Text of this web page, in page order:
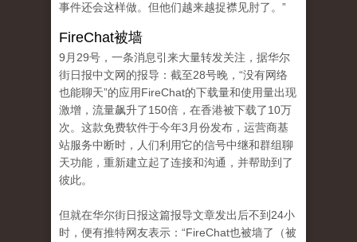
事件还会这样做。但他们越来越捉襟见肘了。”
FireChat被墙
9月29号，一条消息引来大量转发关注，据华尔
街日报中文网的报导：截至28号晚，“没有网络
也能聊天”的应用FireChat的下载量和使用量出现
激增，流量飙升了150倍，在香港被下载了10万
次。这款免费软件于今年3月份发布，运营商基
站服务中断时，人们利用它的信号中继和群组聊
天功能，重新建立起了连接和沟通，并帮助到了
彼此。
但就在华尔街日报这篇报导文章发出后不到24小
时，便有推特网友表示：“FireChat也被墙了（被